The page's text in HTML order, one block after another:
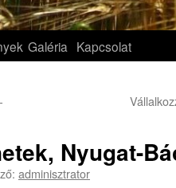
Galéria Kapcsolat
Nyugat-
adminisztrator